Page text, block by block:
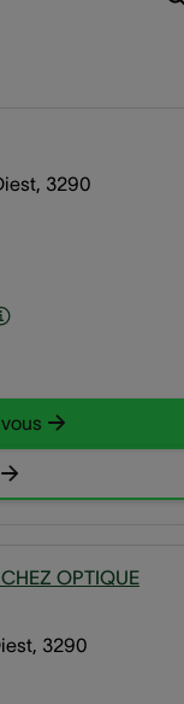
3290
OPTIQUE
3290